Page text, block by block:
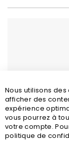
Nous utilisons
afficher des
expérience
vous pourrez à
votre compte.
politique de